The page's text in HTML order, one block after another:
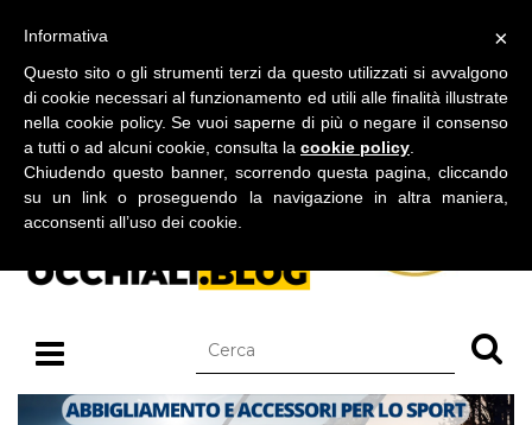
BLOG SU OCCHIALI DA SOLE E OCCHIALI DA VISTA
×
Informativa
Questo sito o gli strumenti terzi da questo utilizzati si avvalgono
di cookie necessari al funzionamento ed utili alle finalità illustrate
nella cookie policy. Se vuoi saperne di più o negare il consenso
a tutti o ad alcuni cookie, consulta la cookie policy
Chiudendo questo banner, scorrendo questa pagina, cliccando
su un link o proseguendo la navigazione in altra maniera,
acconsenti all’uso dei cookie.